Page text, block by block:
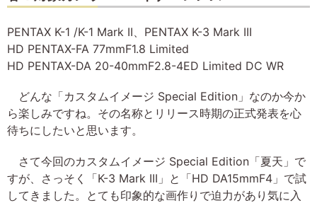
PENTAX K-1 /K-1 Mark II、PENTAX K-3 Mark III
HD PENTAX-FA 77mmF1.8 Limited
HD PENTAX-DA 20-40mmF2.8-4ED Limited DC WR
どんな「カスタムイメージ Special Edition」なのか今か
ら楽しみですね。その名称とリリース時期の正式発表を心
待ちにしたいと思います。
さて今回のカスタムイメージ Special Edition「夏天」で
すが、さっそく「K-3 Mark III」と「HD DA15mmF4」で試
してきました。とても印象的な画作りで迫力があり気に入